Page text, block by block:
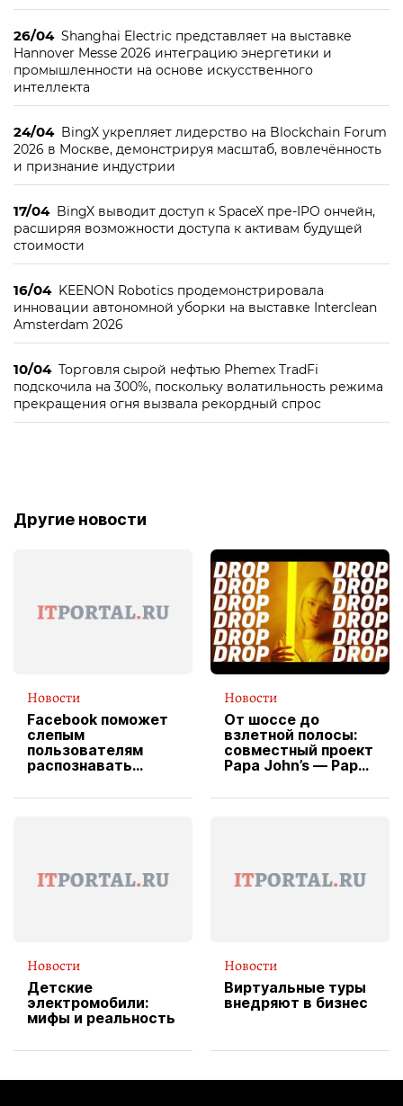
26/04 Shanghai Electric представляет на выставке
Hannover Messe 2026 интеграцию энергетики и
промышленности на основе искусственного
интеллекта
24/04 BingX укрепляет лидерство на Blockchain Forum
2026 в Москве, демонстрируя масштаб, вовлечённость
и признание индустрии
17/04 BingX выводит доступ к SpaceX пре-IPO ончейн,
расширяя возможности доступа к активам будущей
стоимости
16/04 KEENON Robotics продемонстрировала
инновации автономной уборки на выставке Interclean
Amsterdam 2026
10/04 Торговля сырой нефтью Phemex TradFi
подскочила на 300%, поскольку волатильность режима
прекращения огня вызвала рекордный спрос
Другие новости
Новости
Facebook поможет
слепым
пользователям
распознавать
Новости
От шоссе до
взлетной полосы:
совместный проект
Papa John’s — Papa
вводит
Новости
Детские
электромобили:
мифы и реальность
Новости
Виртуальные туры
внедряют в бизнес